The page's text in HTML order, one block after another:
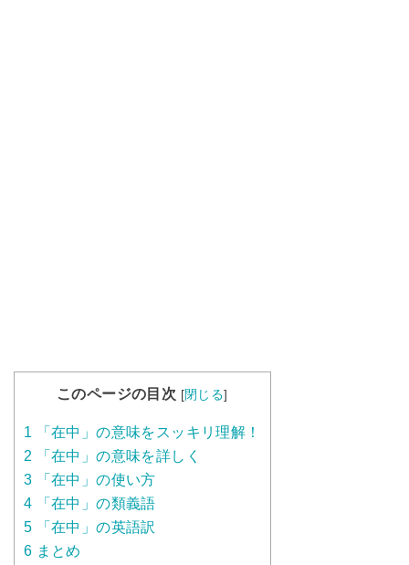
このページの目次 [閉じる]
1 「在中」の意味をスッキリ理解！
2 「在中」の意味を詳しく
3 「在中」の使い方
4 「在中」の類義語
5 「在中」の英語訳
6 まとめ